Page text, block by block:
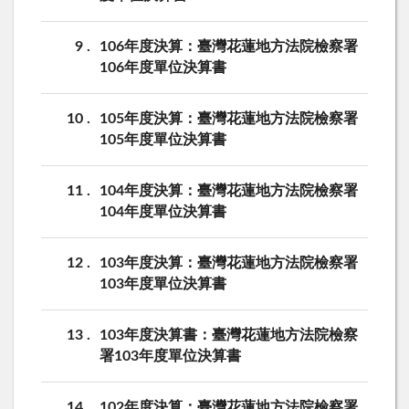
9
106年度決算：臺灣花蓮地方法院檢察署
106年度單位決算書
10
105年度決算：臺灣花蓮地方法院檢察署
105年度單位決算書
11
104年度決算：臺灣花蓮地方法院檢察署
104年度單位決算書
12
103年度決算：臺灣花蓮地方法院檢察署
103年度單位決算書
13
103年度決算書：臺灣花蓮地方法院檢察
署103年度單位決算書